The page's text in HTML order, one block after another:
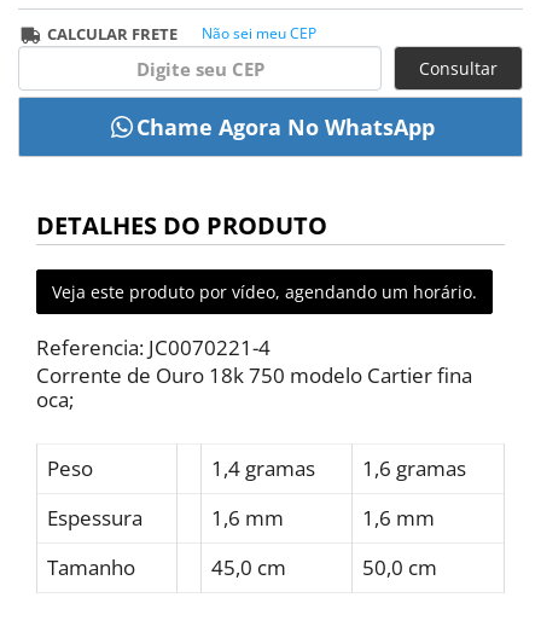
CALCULAR FRETE Não sei meu CEP
Consultar
DETALHES DO PRODUTO
Veja este produto por vídeo, agendando um horário.
Referencia: JC0070221-4
Corrente de Ouro 18k 750 modelo Cartier fina
oca;
Peso 1,4 gramas
1,6 gramas
Espessura
1,6 mm
1,6 mm
Tamanho
45,0 cm 50,0 cm